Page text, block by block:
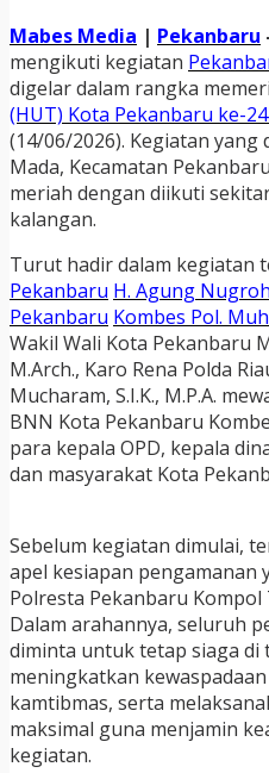
Mabes Media | Pekanbaru
mengikuti kegiatan
digelar dalam rangka
(HUT) Kota Pekanbaru ke-
(14/06/2026). Kegiatan yang
Mada, Kecamatan
meriah dengan diikuti
kalangan.
Turut hadir dalam kegiatan
Pekanbaru H. Agung
Pekanbaru Kombes Pol.
Wakil Wali Kota Pekanbaru
M.Arch., Karo Rena Polda
Mucharam, S.I.K., M.P.A.
BNN Kota Pekanbaru
para kepala OPD, kepala
dan masyarakat Kota
Sebelum kegiatan dimulai,
apel kesiapan pengamanan
Polresta Pekanbaru Kompol
Dalam arahannya, seluruh
diminta untuk tetap siaga di
meningkatkan
kamtibmas, serta
maksimal guna menjamin
kegiatan.